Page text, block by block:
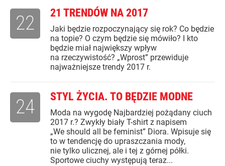
21 TRENDÓW NA 2017
Jaki będzie rozpoczynający się rok? Co będzie
na topie? O czym będzie się mówiło? I kto
będzie miał największy wpływ
na rzeczywistość? „Wprost” przewiduje
najważniejsze trendy 2017 r.
22
STYL ŻYCIA. TO BĘDZIE MODNE
Moda na wygodę Najbardziej pożądany ciuch
2017 r.? Zwykły biały T-shirt z napisem
„We should all be feminist” Diora. Wpisuje się
to w tendencję do upraszczania mody,
nie tylko ulicznej, ale i tej z górnej półki.
Sportowe ciuchy występują teraz...
24